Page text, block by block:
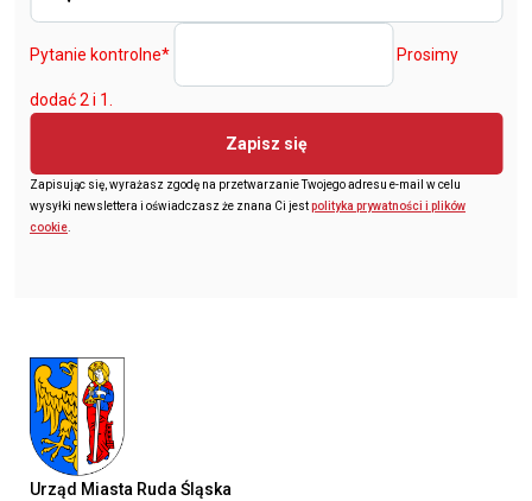
Pytanie kontrolne* Prosimy
dodać 2 i 1.
Zapisz się
Zapisując się, wyrażasz zgodę na przetwarzanie Twojego adresu e-mail w celu
wysyłki newslettera i oświadczasz że znana Ci jestpolityka prywatności i plików
cookie.
Urząd Miasta Ruda Śląska